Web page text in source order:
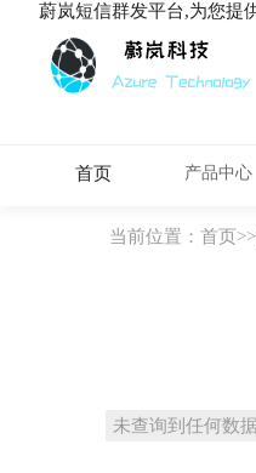
蔚岚短信群发平台,为您提
首页 产品中心
当前位置： 首页>>
未查询到任何数